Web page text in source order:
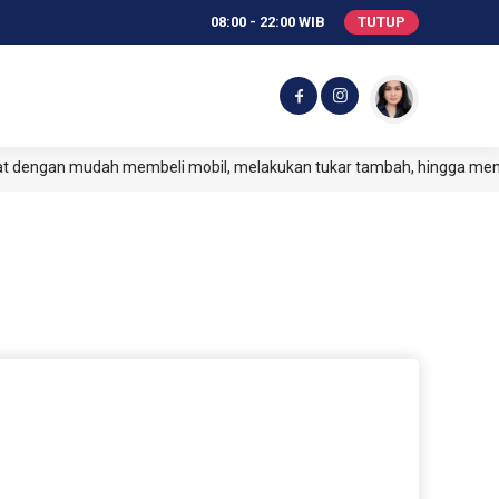
08:00 - 22:00 WIB TUTUP
mudah membeli mobil, melakukan tukar tambah, hingga